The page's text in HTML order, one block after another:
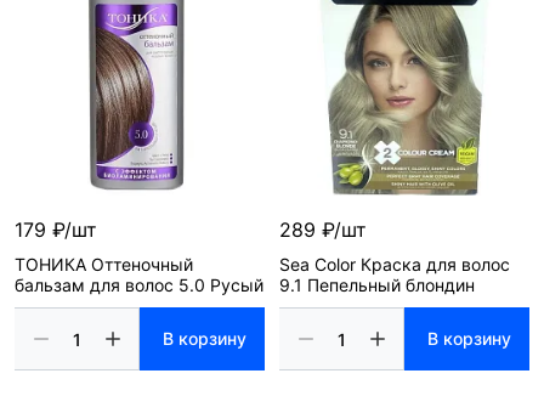
179 ₽/шт
ТОНИКА Оттеночный
бальзам для волос 5.0 Русый
В корзину
289 ₽/шт
Sea Color Краска для волос
9.1 Пепельный блондин
В корзину